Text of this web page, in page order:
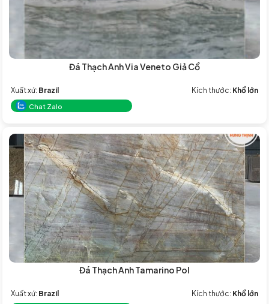
Đá Thạch Anh Via Veneto Giả Cổ
Xuất xứ: Brazil Kích thước: Khổ lớn
Chat Zalo
Đá Thạch Anh Tamarino Pol
Xuất xứ: Brazil Kích thước: Khổ lớn